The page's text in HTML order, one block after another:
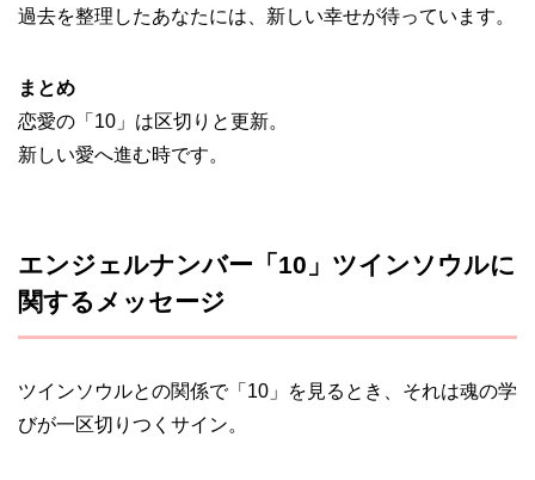
過去を整理したあなたには、新しい幸せが待っています。
まとめ
恋愛の「10」は区切りと更新。
新しい愛へ進む時です。
エンジェルナンバー「10」ツインソウルに
関するメッセージ
ツインソウルとの関係で「10」を見るとき、それは魂の学
びが一区切りつくサイン。